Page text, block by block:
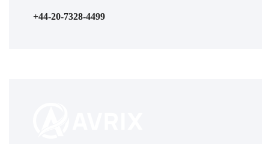
+44-20-7328-4499